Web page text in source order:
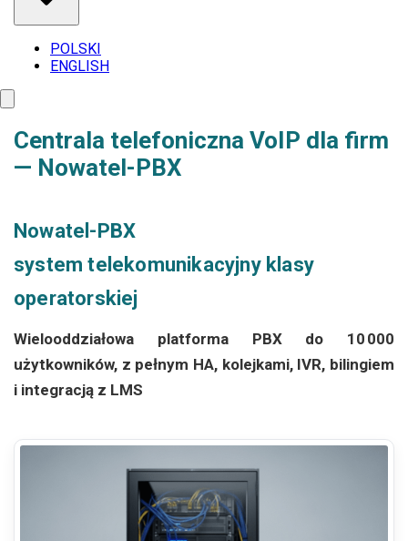
POLSKI
ENGLISH
Centrala telefoniczna VoIP dla firm
— Nowatel-PBX
Nowatel-PBX
system telekomunikacyjny klasy
operatorskiej
Wielooddziałowa platforma PBX do 10 000
użytkowników, z pełnym HA, kolejkami, IVR, bilingiem
i integracją z LMS